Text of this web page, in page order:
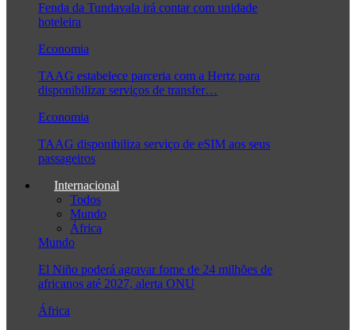
Fenda da Tundavala irá contar com unidade
hoteleira
Economia
TAAG estabelece parceria com a Hertz para
disponibilizar serviços de transfer…
Economia
TAAG disponibiliza serviço de eSIM aos seus
passageiros
Internacional
Todos
Mundo
África
Mundo
El Niño poderá agravar fome de 24 milhões de
africanos até 2027, alerta ONU
África